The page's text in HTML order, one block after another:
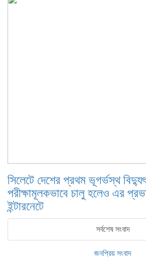
সিলেটে দেশের প্রথম ভূগর্ভস্থ
পরীক্ষামূলকভাবে চালু হলেও এর
ইন্টারনেটে
সর্বশেষ সংবাদ
জনপ্রিয় সংবাদ